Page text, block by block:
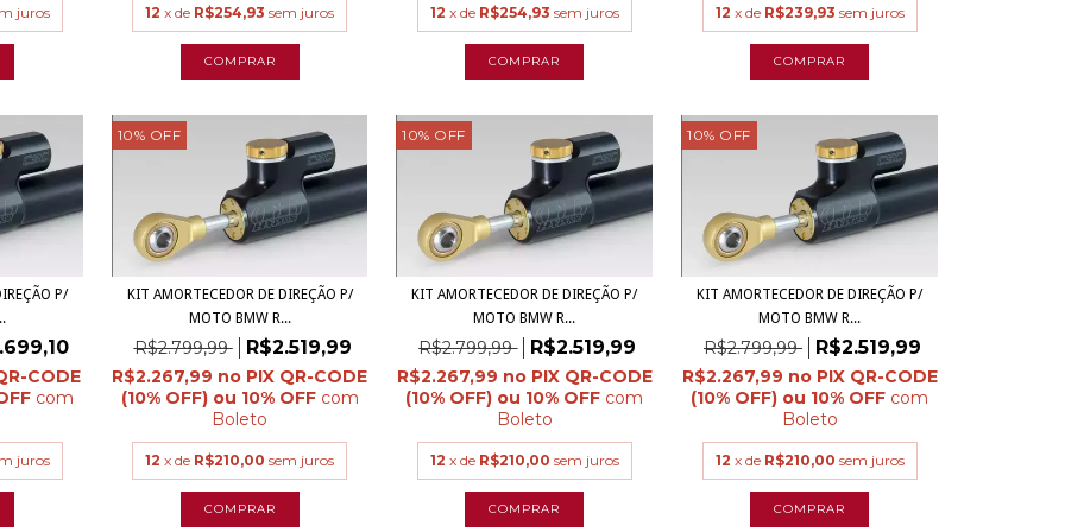
juros 12 x de R$254,93 sem juros 12 x de R$254,93 sem juros 12 x de R$239,93 sem juros
P/
com
juros
10% OFF
KIT AMORTECEDOR DE DIREÇÃO P/
MOTO BMW R...
R$2.799,99 R$2.519,99
R$2.267,99
com
Boleto
12 x de R$210,00 sem juros
10% OFF
KIT AMORTECEDOR DE DIREÇÃO P/
MOTO BMW R...
R$2.799,99 R$2.519,99
R$2.267,99
com
Boleto
12 x de R$210,00 sem juros
10% OFF
KIT AMORTECEDOR DE DIREÇÃO P/
MOTO BMW R...
R$2.799,99 R$2.519,99
R$2.267,99
com
Boleto
12 x de R$210,00 sem juros